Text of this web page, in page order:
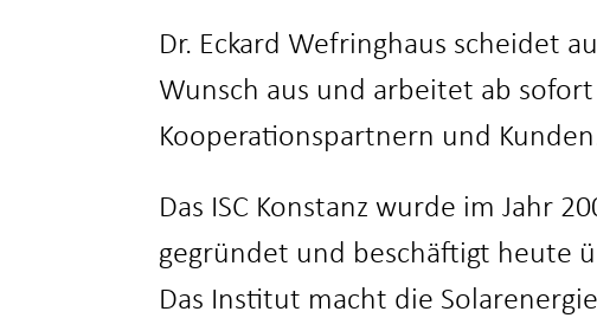
Dr. Eckard Wefringhaus scheidet
Wunsch aus und arbeitet ab
Kooperationspartnern und
Das ISC Konstanz wurde im Jahr
gegründet und beschäftigt heute
Das Institut macht die